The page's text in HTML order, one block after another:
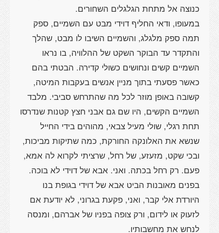
במעופו, ודאי החליף דוידי מבט עם השמיים, ספק
תמה ספק מלגלג, והשמיים השיבו לו מבט, שהלך
והתקדר עד הבוקר השקט של ההלוויה, בו נראו
השמיים קשים ונחושים כשולי קדירה. הבטתי בהם
כאשר פסעתי בתוך מניין אנשים בעקבות המיטה,
קשובה באופן מוזר לכל מה שהתרחש סביבי. מלבד
השמיים הקשים, היו שם גם אבני חצץ קטנות שנדרסו
תחת רגלי, שולי מעיל צבאי, מהוהים בידי החייל
שנשא את האלונקה החורקת, כמה שתיקות מביכות,
ובכי שקט, מזעזע, של רחל, שרציתי לקרוא לה אמא,
פעם. רק רחל בכתה. ואני. אבא של דוידי לא בוכה.
בפנים מאובנות הביט אבא של דוידי בגופת בנו
היורדת אלי קבר, ואני, פקעת בגרוני, לא יודעת אם
לזעוק או לידום, ורק צופה בפניו של אברהם, ומנסה